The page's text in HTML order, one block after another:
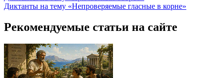
Диктанты на тему «Непроверяемые гласные в корне»
Рекомендуемые статьи на сайте